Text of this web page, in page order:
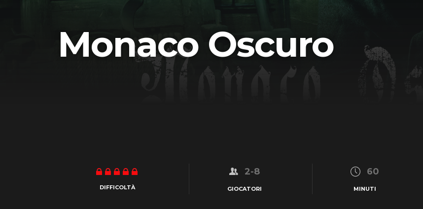
Monaco Oscuro
DIFFICOLTÀ
2-8
GIOCATORI
60
MINUTI